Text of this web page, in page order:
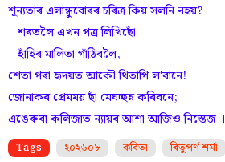
শূন্যতাৰ এলান্ধুবোৰৰ চৰিত্ৰ কিয় সলনি নহয়?
শৰতলৈ এখন পত্ৰ লিখিছোঁ
হাঁহিৰ মালিতা গাঁঠিবলৈ,
শেতা পৰা হৃদয়ত আকৌ থিতাপি ল'বানে!
জোনাকৰ প্ৰেমময় ছাঁ মেঘচ্ছন্ন কৰিবনে;
এঙেৰুবা কলিজাত ন্যায়ৰ আশা আজিও নিস্তেজ ।
Tags ২০২৬০৮ কবিতা ৰিতুপৰ্ণ শৰ্মা